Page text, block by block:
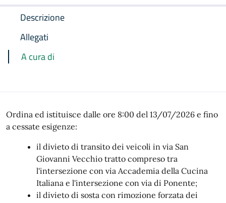
Descrizione
Allegati
A cura di
Ordina ed istituisce dalle ore 8:00 del 13/07/2026 e fino
a cessate esigenze:
il divieto di transito dei veicoli in via San
Giovanni Vecchio tratto compreso tra
l'intersezione con via Accademia della Cucina
Italiana e l'intersezione con via di Ponente;
il divieto di sosta con rimozione forzata dei